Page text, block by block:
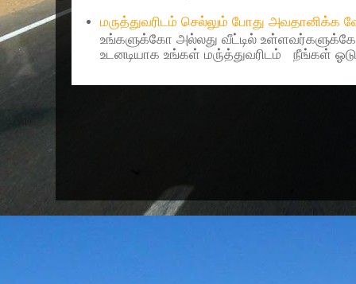
மருத்துவரிடம் செல்லும் போது அவதானிக்க
உங்களுக்கோ அல்லது வீட்டில்
உடனடியாக உங்கள் மரு்த்துவரிடம் நீங்கள்